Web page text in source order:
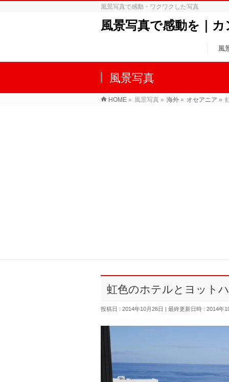
風景写真で感動・ワクワクした写真
風景写真で感動を｜
風
風景写真
HOME » 風景写真 » 海外 » オセアニア »
虹色のホテルとヨット
投稿日 : 2014年10月26日 最終更新日時 : 2014年